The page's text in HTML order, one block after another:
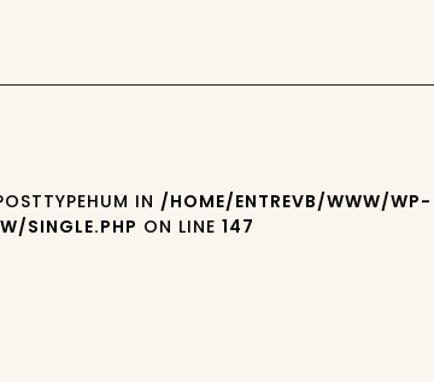
IN /HOME/ENTREVB/WWW/WP-
SINGLE.PHP ON LINE147